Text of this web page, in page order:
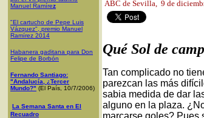
Manuel Ramírez
"El cartucho de Pepe Luis
Vázquez", premio Manuel
Ramírez 2014
Habanera gaditana para Don
Felipe de Borbón
Fernando Santiago:
"Andalucía, ¿Tercer
Mundo?" (El País, 10/7/2006)
La Semana Santa en El
Recuadro
ABC de Sevilla, 9 de
Qué Sol de
Tan complicado no
parezcan las más
sabia medida de dar
alguno en la plaza.
marcarse goles? Pues